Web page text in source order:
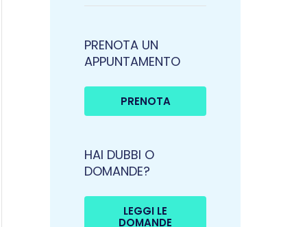
PRENOTA UN
APPUNTAMENTO
PRENOTA
HAI DUBBI O
DOMANDE?
LEGGI LE
DOMANDE